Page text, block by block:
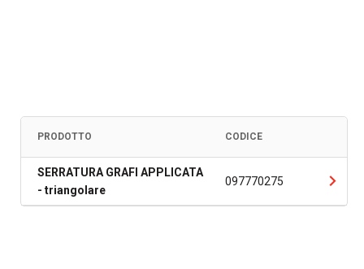
PRODOTTO CODICE
SERRATURA GRAFI APPLICATA
- triangolare
097770275